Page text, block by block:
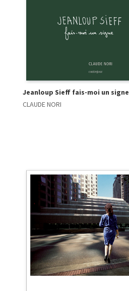
Jeanloup Sieff fais-moi un signe
CLAUDE NORI